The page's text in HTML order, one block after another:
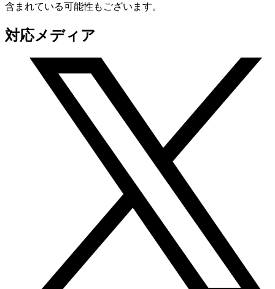
含まれている可能性もございます。
対応メディア